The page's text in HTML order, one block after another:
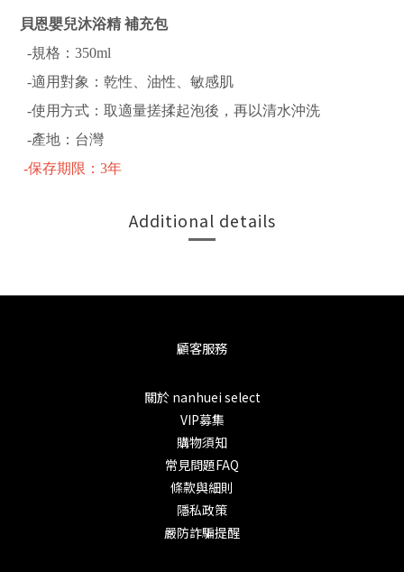
貝恩嬰兒沐浴精 補充包
-規格：350ml
-適用對象：乾性、油性、敏感肌
-使用方式：取適量搓揉起泡後，再以清水沖洗
-產地：台灣
-保存期限：3年
Additional details
顧客服務
關於 nanhuei select
VIP募集
購物須知
常見問題FAQ
條款與細則
隱私政策
嚴防詐騙提醒